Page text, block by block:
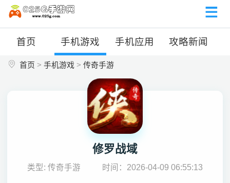
首页 手机游戏 手机应用 攻略新闻
首页 > 手机游戏> 传奇手游
修罗战域
类型: 传奇手游 时间：2026-04-09 06:55:13